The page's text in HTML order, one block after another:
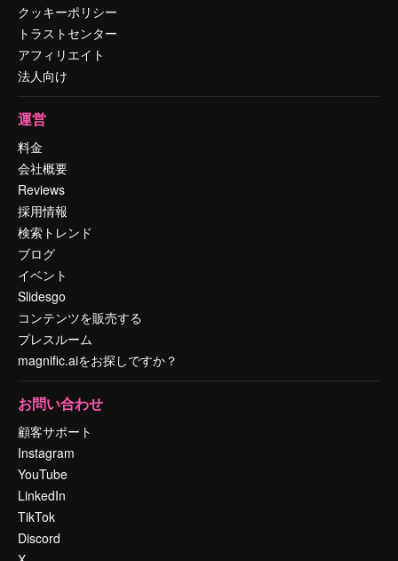
クッキーポリシー
トラストセンター
アフィリエイト
法人向け
運営
料金
会社概要
Reviews
採用情報
検索トレンド
ブログ
イベント
Slidesgo
コンテンツを販売する
プレスルーム
magnific.aiをお探しですか？
お問い合わせ
顧客サポート
Instagram
YouTube
LinkedIn
TikTok
Discord